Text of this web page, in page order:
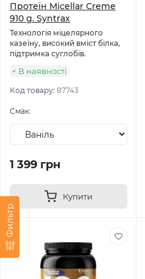
Фильтр
Протеїн Micellar Creme
910 g. Syntrax
Технологія міцелярного
казеїну, високий вміст білка,
підтримка суглобів.
В наявності
Код товару: 87743
Смак:
1 399 грн
Купити